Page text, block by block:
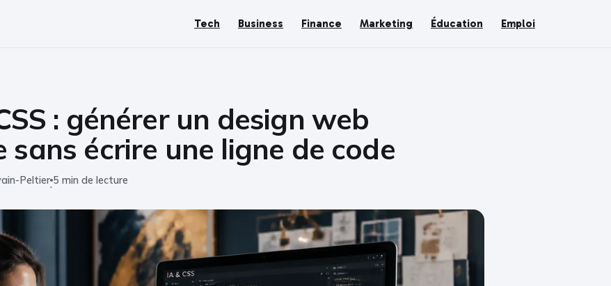
Tech Business Finance Marketing Éducation Emploi
: générer un design web
sans écrire une ligne de code
Peltier
·
5 min de lecture